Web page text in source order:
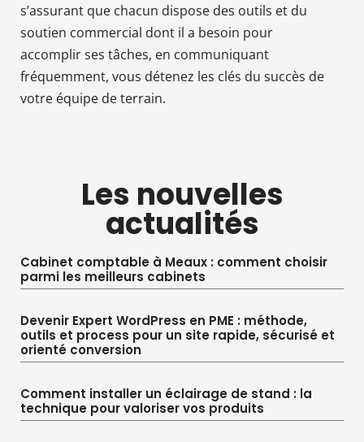
s’assurant que chacun dispose des outils et du
soutien commercial dont il a besoin pour
accomplir ses tâches, en communiquant
fréquemment, vous détenez les clés du succès de
votre équipe de terrain.
Les nouvelles
actualités
Cabinet comptable à Meaux : comment choisir
parmi les meilleurs cabinets
Devenir Expert WordPress en PME : méthode,
outils et process pour un site rapide, sécurisé et
orienté conversion
Comment installer un éclairage de stand : la
technique pour valoriser vos produits